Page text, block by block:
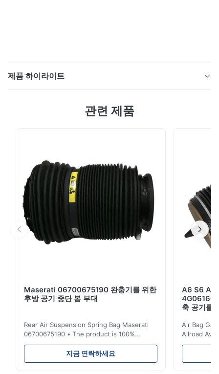
제품 하이라이트
중단 봄 호스 압착 기계에 대한 간략한 소개 호스 압착 기
펜션 충격용 압착에 널리 사용됩니다. 제품 매개변수: 압착
범위: 50-168mm 정확성: 0.05mm 압착력: 300톤 시스템
의 압력: 32MP 작동 모드: 자동, 수동, 페달 다이 세트: 10
세트(맞춤형 크기) 전압 : 380V 힘: 3KW 치...
관련 제품
Maserati 06700675190 완충기를 위한
후방 공기 중단 봄 부대
Rear Air Suspension Spring Bag Maserati
06700675190 • The product is 100%
compatible with the original part. Product:
Air Spring & Air Bag OEM No.: 06700675190
Model No.: 06700675190 Position: Rear
지금 연락하세요
A6 S6 A7
축 공기를
Air Bag
Allroad